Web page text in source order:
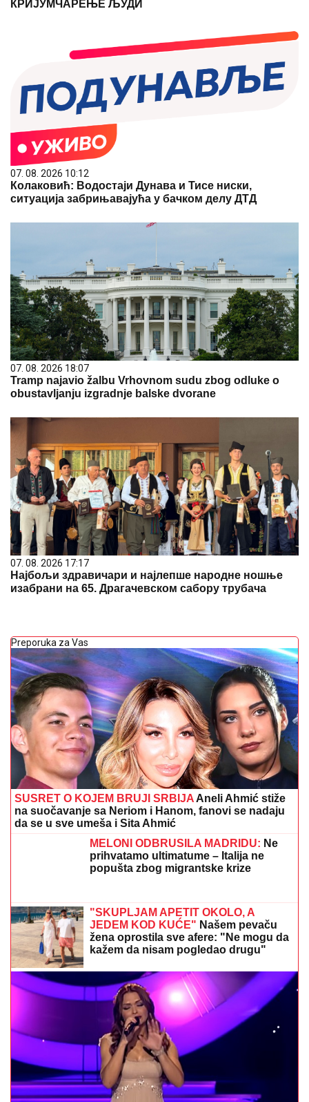
КРИЈУМЧАРЕЊЕ ЉУДИ
07. 08. 2026 10:12
Колаковић: Водостаји Дунава и Тисе ниски,
ситуација забрињавајућа у бачком делу ДТД
07. 08. 2026 18:07
Tramp najavio žalbu Vrhovnom sudu zbog odluke o
obustavljanju izgradnje balske dvorane
07. 08. 2026 17:17
Најбољи здравичари и најлепше народне ношње
изабрани на 65. Драгачевском сабору трубача
Preporuka za Vas
SUSRET O KOJEM BRUJI SRBIJA Aneli Ahmić stiže
na suočavanje sa Neriom i Hanom, fanovi se nadaju
da se u sve umeša i Sita Ahmić
MELONI ODBRUSILA MADRIDU: Ne
prihvatamo ultimatume – Italija ne
popušta zbog migrantske krize
"SKUPLJAM APETIT OKOLO, A
JEDEM KOD KUĆE" Našem pevaču
žena oprostila sve afere: "Ne mogu da
kažem da nisam pogledao drugu"